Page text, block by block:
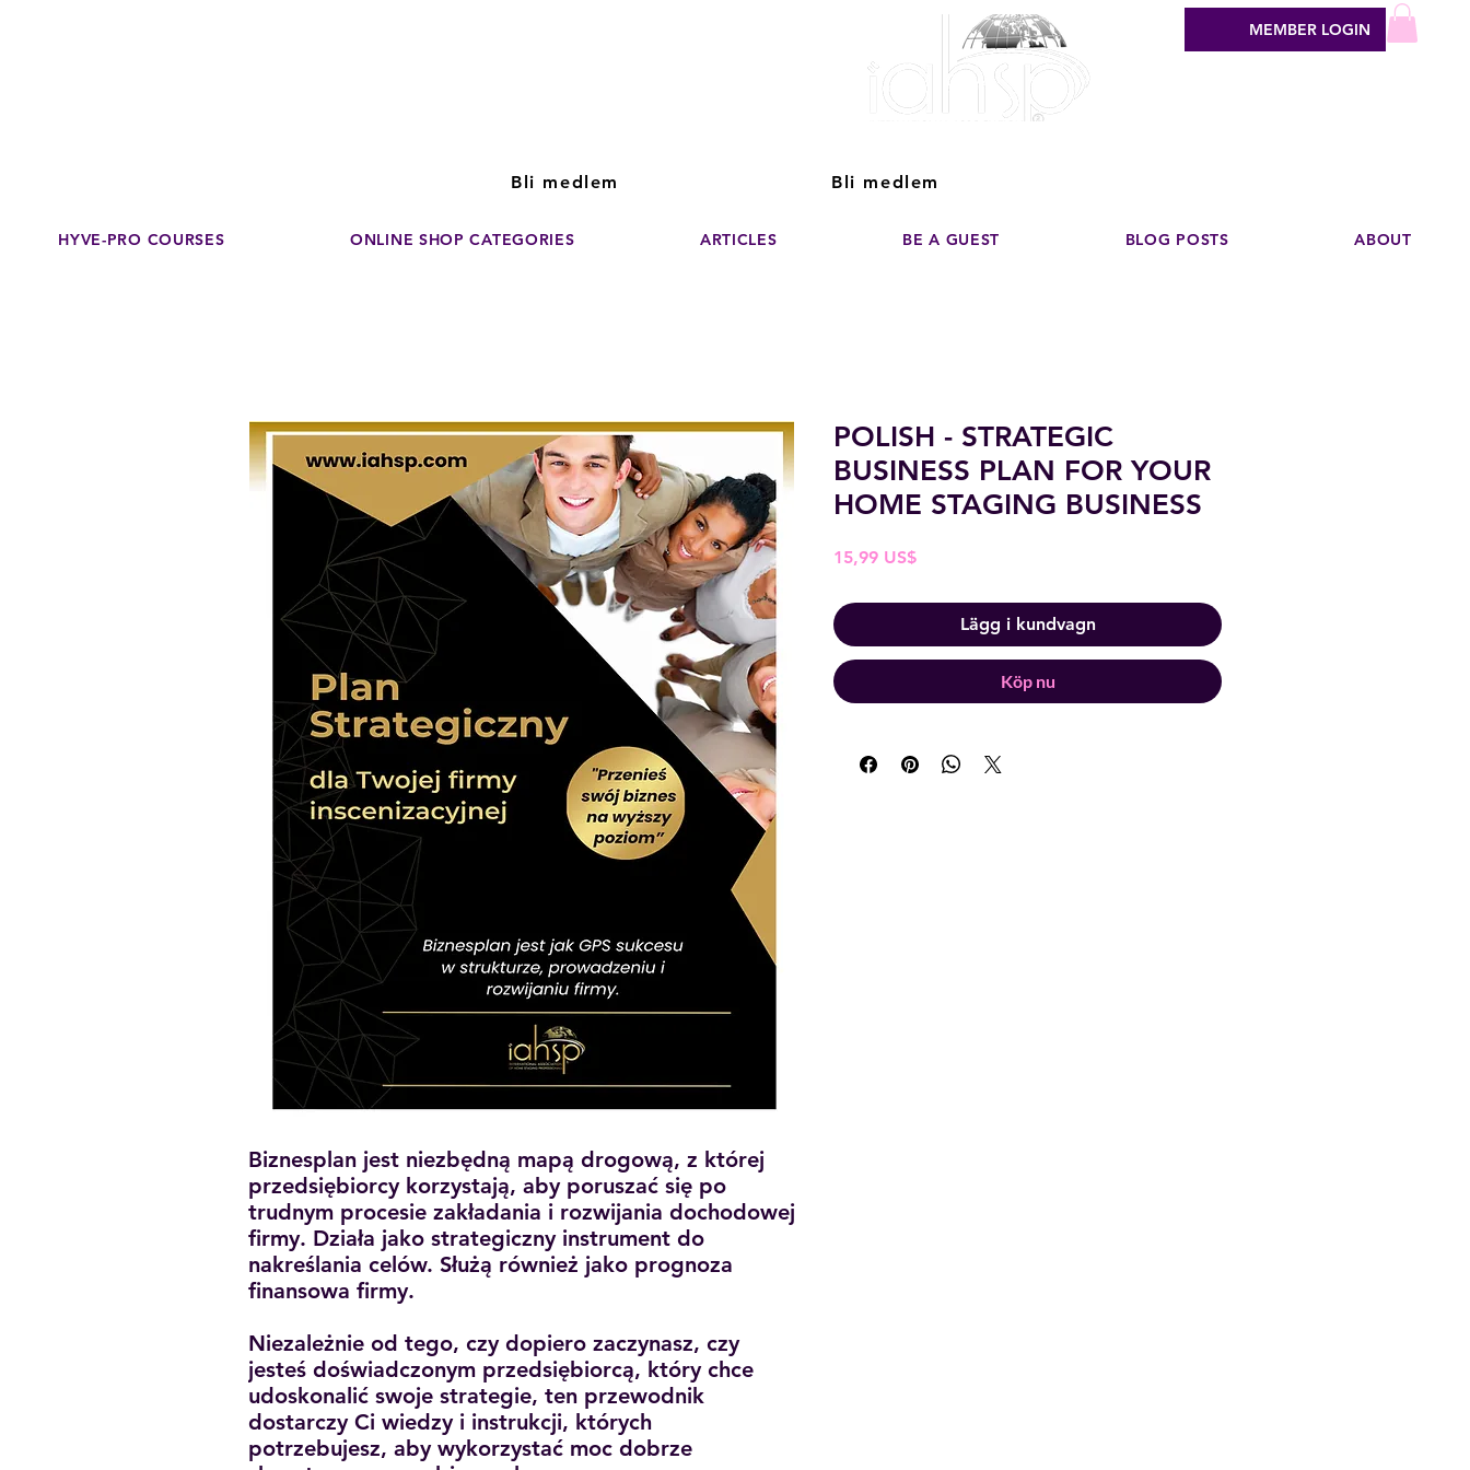
Discover The Power of
Bli medlem Bli medlem
MEMBER LOGIN
HYVE-PRO COURSES ONLINE SHOP CATEGORIES ARTICLES BE A GUEST BLOG POSTS ABOUT
Biznesplan jest niezbędną mapą drogową, z której
przedsiębiorcy korzystają, aby poruszać się po
trudnym procesie zakładania i rozwijania dochodowej
firmy. Działa jako strategiczny instrument do
nakreślania celów. Służą również jako prognoza
finansowa firmy.
Niezależnie od tego, czy dopiero zaczynasz, czy
jesteś doświadczonym przedsiębiorcą, który chce
udoskonalić swoje strategie, ten przewodnik
dostarczy Ci wiedzy i instrukcji, których
potrzebujesz, aby wykorzystać moc dobrze
POLISH - STRATEGIC
BUSINESS PLAN FOR YOUR
HOME STAGING BUSINESS
15,99 US$Pris
Lägg i kundvagn
Köp nu